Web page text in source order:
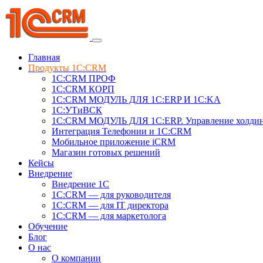
Главная
Продукты 1C:CRM
1С:CRM ПРОФ
1С:CRM КОРП
1С:CRM МОДУЛЬ ДЛЯ 1C:ERP И 1C:KA
1C:УТиВСК
1С:CRM МОДУЛЬ ДЛЯ 1C:ERP. Управление
Интеграция Телефонии и 1C:CRM
Мобильное приложение iCRM
Магазин готовых решений
Кейсы
Внедрение
Внедрение 1C
1С:CRM — для руководителя
1С:CRM — для IT директора
1С:CRM — для маркетолога
Обучение
Блог
О нас
О компании